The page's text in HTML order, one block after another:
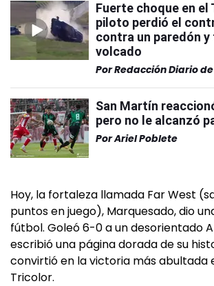
Fuerte choque en el
piloto perdió el
contra un paredón y
volcado
PorRedacción Diario
San Martín
pero no le alcanzó
PorAriel Poblete
Hoy, la fortaleza llamada Far West
puntos en juego), Marquesado, dio
fútbol. Goleó 6-0 a un desorientado
escribió una página dorada de su
convirtió en la victoria más abultada
Tricolor.